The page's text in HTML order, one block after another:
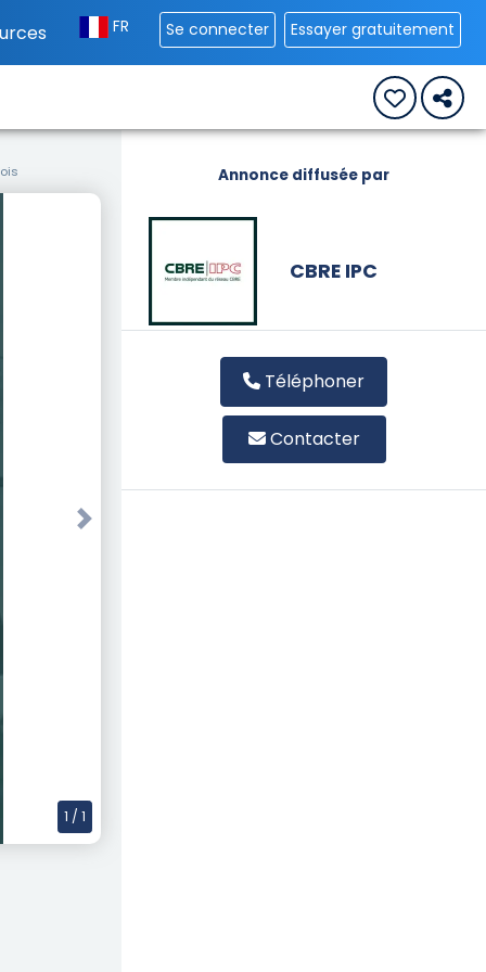
FR Se connecter Essayer gratuitement
Next
1 / 1
Annonce diffusée par
CBRE IPC
Téléphoner
Contacter